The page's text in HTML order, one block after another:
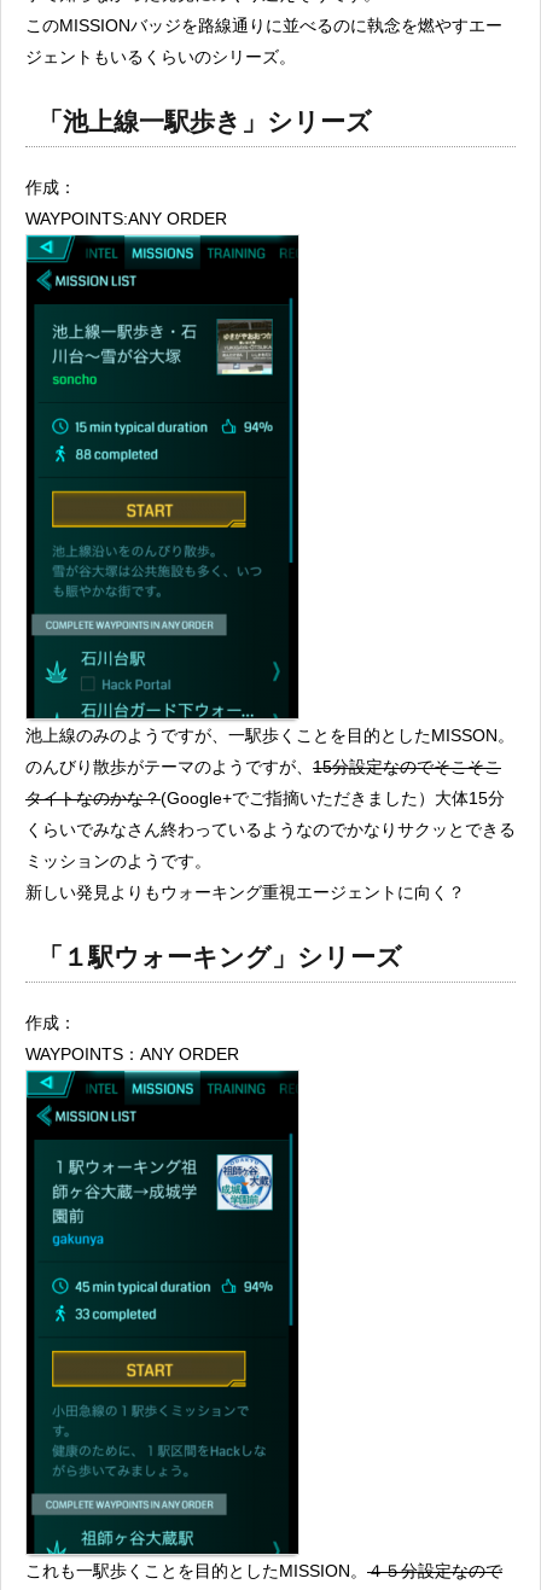
このMISSIONバッジを路線通りに並べるのに執念を燃やすエー
ジェントもいるくらいのシリーズ。
「池上線一駅歩き」シリーズ
作成：
WAYPOINTS:ANY ORDER
池上線のみのようですが、一駅歩くことを目的としたMISSON。
のんびり散歩がテーマのようですが、 15分設定なのでそこそこ
タイトなのかな？(Google+でご指摘いただきました）大体15分
くらいでみなさん終わっているようなのでかなりサクッとできる
ミッションのようです。
新しい発見よりもウォーキング重視エージェントに向く？
「１駅ウォーキング」シリーズ
作成：
WAYPOINTS：ANY ORDER
これも一駅歩くことを目的としたMISSION。 ４５分設定なので